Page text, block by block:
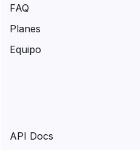
FAQ
Planes
Equipo
API Docs